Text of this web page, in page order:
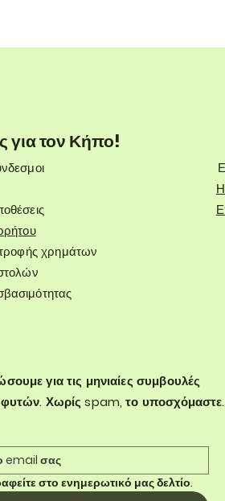
για τον Κήπο!
χρημάτων
για τις μηνιαίες συμβουλές
Χωρίς spam, το υποσχόμαστε.
στο ενημερωτικό μας δελτίο.